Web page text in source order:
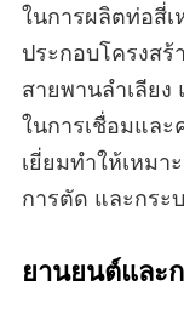
ในการผลิตท่อสี่เ
ประกอบโครงส
สายพานลําเลีย
ในการเชื่อมแล
เยี่ยมทําให้เหมา
การตัด และกระ
ยานยนต์และ